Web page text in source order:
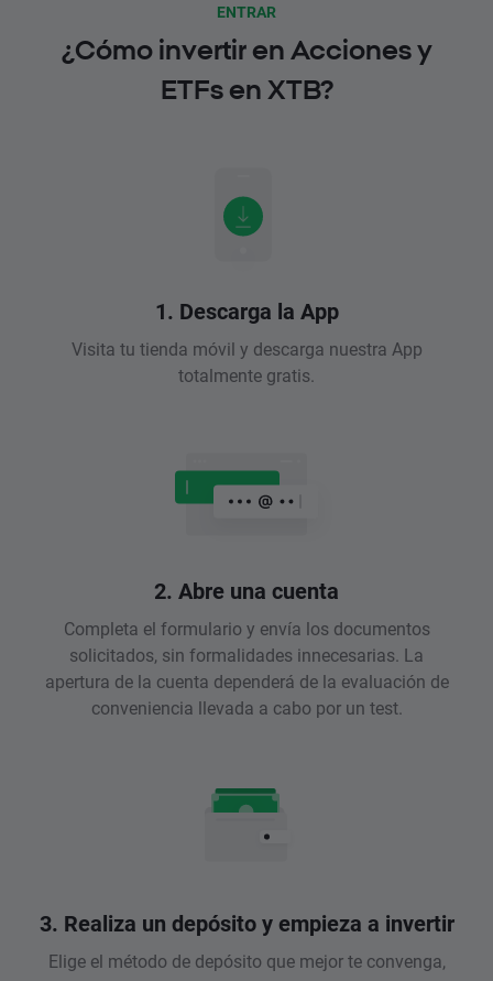
ENTRAR
¿Cómo invertir en Acciones y
ETFs en XTB?
1. Descarga la App
Visita tu tienda móvil y descarga nuestra App
totalmente gratis.
2. Abre una cuenta
Completa el formulario y envía los documentos
solicitados, sin formalidades innecesarias. La
apertura de la cuenta dependerá de la evaluación de
conveniencia llevada a cabo por un test.
3. Realiza un depósito y empieza a invertir
Elige el método de depósito que mejor te convenga,